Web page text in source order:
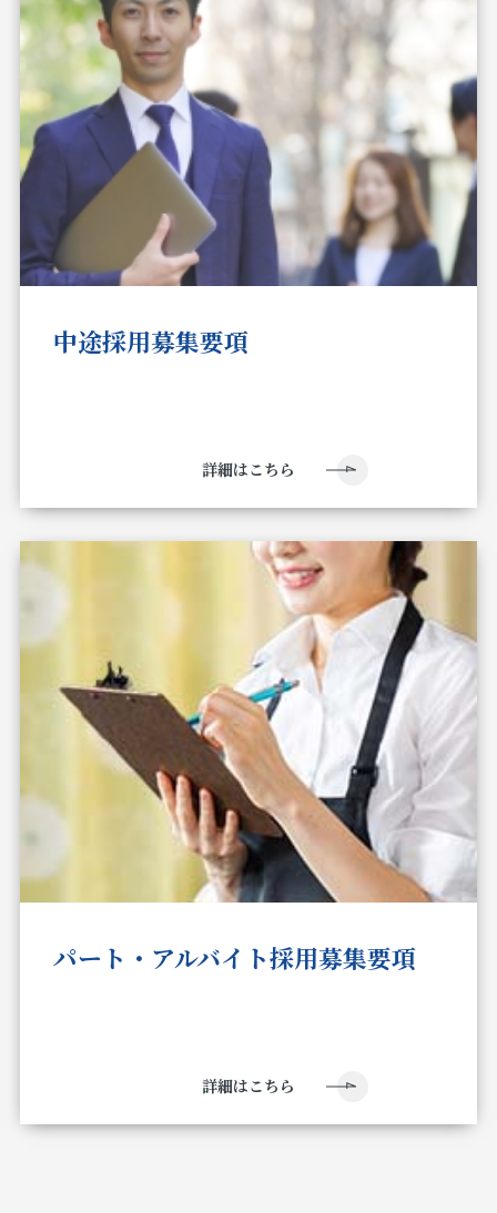
中途採用募集要項
詳細はこちら
パート・アルバイト採用募集要項
詳細はこちら